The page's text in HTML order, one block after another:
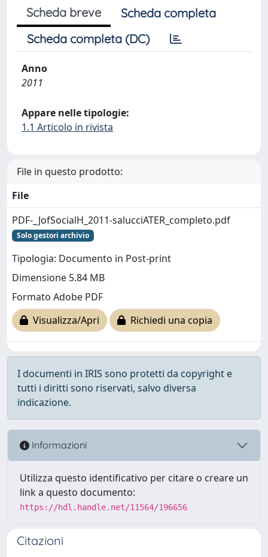
Scheda breve
Scheda completa
Scheda completa (DC)
Anno
2011
Appare nelle tipologie:
1.1 Articolo in rivista
File in questo prodotto:
File
PDF-_JofSocialH_2011-salucciATER_completo.pdf
Solo gestori archivio
Tipologia: Documento in Post-print
Dimensione 5.84 MB
Formato Adobe PDF
Visualizza/Apri
Richiedi una copia
I documenti in IRIS sono protetti da copyright e
tutti i diritti sono riservati, salvo diversa
indicazione.
Informazioni
Utilizza questo identificativo per citare o creare un
link a questo documento:
https://hdl.handle.net/11564/196656
Citazioni